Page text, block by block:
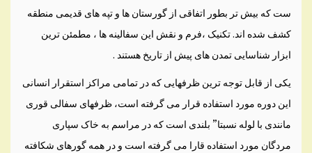
ست که بيش تر بطور اتفاقی از گورستان ها و تپه های قديمی منطقه
کشف شده اند. تکنيک ،فرم و نقش اين سفالينه ها ، مطمئن ترين
ابزار شناسايی تمدن های پيش از تاريخ هستند .
يکی از قابل توجه ترين ظرفهايی که در تمامی مراکز استقرار انسانی
اين دوره مورد استفاده قرار می گرفته است، ظرفهای سفالی قوری
مانندی با لوله نسبتا” بلندی است که در مراسم به خاک سپاری
مردگان مورد استفاده قارا می گرفته است و در همه گورهای شکافته